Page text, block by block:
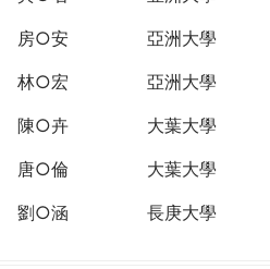
房○安 亞洲大學
林○宏 亞洲大學
陳○卉 大葉大學
唐○倫 大葉大學
劉○涵 長庚大學